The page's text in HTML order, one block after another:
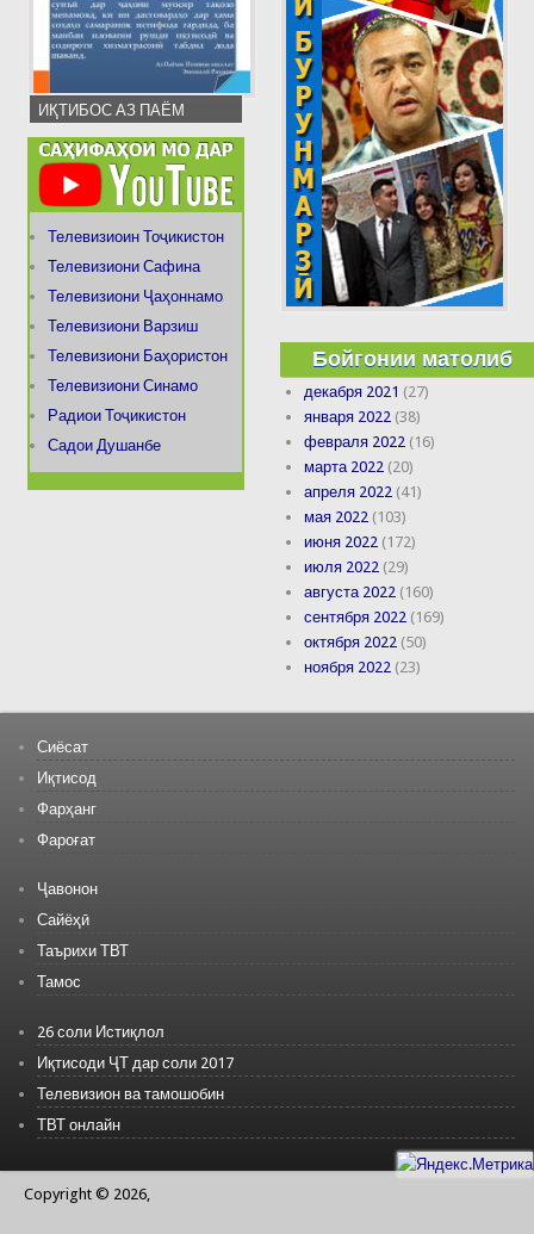
ИҚТИБОС АЗ ПАЁМ
Телевизиоин Тоҷикистон
Телевизиони Сафина
Телевизиони Ҷаҳоннамо
Телевизиони Варзиш
Телевизиони Баҳористон
Телевизиони Синамо
Радиои Тоҷикистон
Садои Душанбе
Бойгонии матолиб
декабря 2021 (27)
января 2022 (38)
февраля 2022 (16)
марта 2022 (20)
апреля 2022 (41)
мая 2022 (103)
июня 2022 (172)
июля 2022 (29)
августа 2022 (160)
сентября 2022 (169)
октября 2022 (50)
ноября 2022 (23)
Сиёсат
Иқтисод
Фарҳанг
Фароғат
Ҷавонон
Сайёҳӣ
Таърихи ТВТ
Тамос
26 соли Истиқлол
Иқтисоди ҶТ дар соли 2017
Телевизион ва тамошобин
ТВТ онлайн
Copyright © 2026,